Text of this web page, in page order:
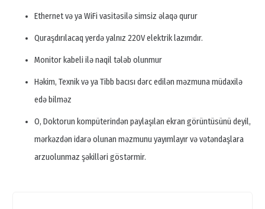
Ethernet və ya WiFi vasitəsilə simsiz əlaqə qurur
Quraşdırılacaq yerdə yalnız 220V elektrik lazımdır.
Monitor kabeli ilə naqil tələb olunmur
Həkim, Texnik və ya Tibb bacısı dərc edilən məzmuna müdaxilə
edə bilməz
O, Doktorun kompüterindən paylaşılan ekran görüntüsünü deyil,
mərkəzdən idarə olunan məzmunu yayımlayır və vətəndaşlara
arzuolunmaz şəkilləri göstərmir.